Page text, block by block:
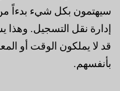
سيهتمون بكل شيء بدءاً
إدارة نقل التسجيل. وهذا
قد لا يملكون الوقت أو
بأنفسهم.